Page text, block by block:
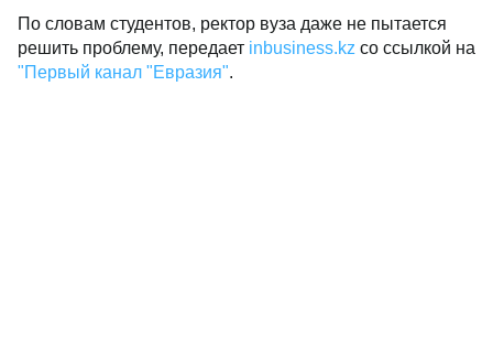
По словам студентов, ректор вуза даже не пытается
решить проблему, передает inbusiness.kz со ссылкой на
"Первый канал "Евразия".